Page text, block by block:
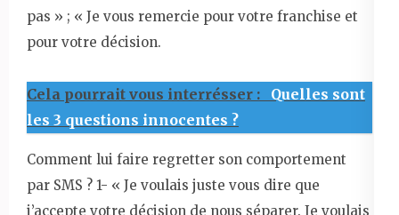
pas » ; « Je vous remercie pour votre franchise et
pour votre décision.
Cela pourrait vous interrésser :
Quelles sont
les 3 questions innocentes ?
Comment lui faire regretter son comportement
par SMS ? 1- « Je voulais juste vous dire que
j’accepte votre décision de nous séparer. Je voulais